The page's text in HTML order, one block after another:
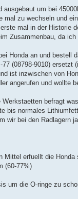
ausgebaut um bei
mal zu wechseln und
mal in der Historie
Zusammenbau, da
Honda an und bestell
77 (08798-9010) ersetzt
ist inzwischen von
angerufen und wollte
Werkstaetten befragt
bis normales
wir bei den Radlagern
Mittel erfuellt die Honda
(60-77%)
um die O-ringe zu